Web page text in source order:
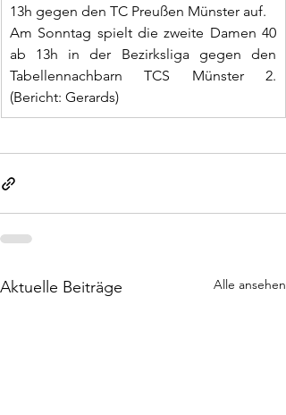
13h gegen den TC Preußen Münster auf.
Am Sonntag spielt die zweite Damen 40
ab 13h in der Bezirksliga gegen den
Tabellennachbarn TCS Münster 2.
(Bericht: Gerards)
Aktuelle Beiträge Alle ansehen